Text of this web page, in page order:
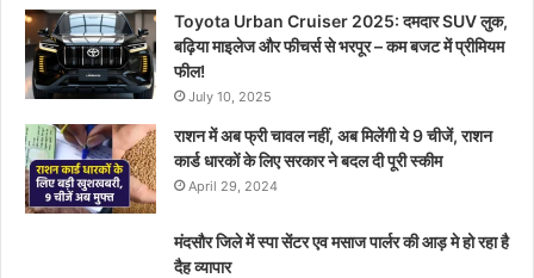
Toyota Urban Cruiser 2025: दमदार SUV लुक,
बढ़िया माइलेज और फीचर्स से भरपूर – कम बजट में प्रीमियम
फील!
July 10, 2025
राशन में अब फ्री चावल नहीं, अब मिलेंगी ये 9 चीजें, राशन
कार्ड धारकों के लिए सरकार ने बदल दी पूरी स्कीम
April 29, 2024
मंदसौर जिले में स्पा सेंटर एव मसाज पार्लर की आड़ मे हो रहा है
दैह व्यापार